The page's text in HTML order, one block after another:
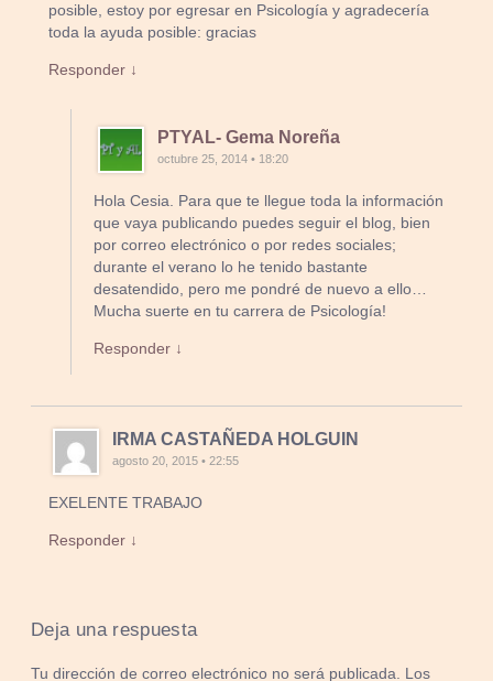
posible, estoy por egresar en Psicología y agradecería
toda la ayuda posible: gracias
Responder ↓
PTYAL- Gema Noreña
octubre 25, 2014 • 18:20
Hola Cesia. Para que te llegue toda la información
que vaya publicando puedes seguir el blog, bien
por correo electrónico o por redes sociales;
durante el verano lo he tenido bastante
desatendido, pero me pondré de nuevo a ello…
Mucha suerte en tu carrera de Psicología!
Responder ↓
IRMA CASTAÑEDA HOLGUIN
agosto 20, 2015 • 22:55
EXELENTE TRABAJO
Responder ↓
Deja una respuesta
Tu dirección de correo electrónico no será publicada.
Los